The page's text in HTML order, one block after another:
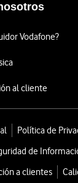
Vodafone?
al cliente
Política de
de
a clientes